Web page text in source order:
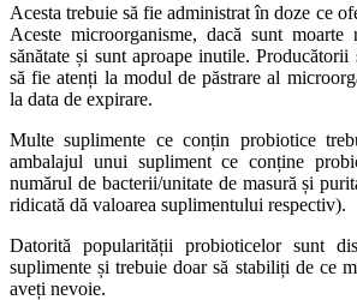
Acesta trebuie să fie administrat în doze ce
Aceste microorganisme, dacă sunt
sănătate și sunt aproape inutile.
să fie atenți la modul de păstrare al
la data de expirare.
Multe suplimente ce conțin probiotice
ambalajul unui supliment ce conține
numărul de bacterii/unitate de masură și
ridicată dă valoarea suplimentului respectiv).
Datorită popularității probioticelor sunt
suplimente și trebuie doar să stabiliți de ce
aveți nevoie.